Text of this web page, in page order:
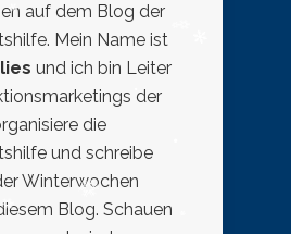
auf dem Blog der
Mein Name ist
und ich bin Leiter
der
die
und schreibe
Winterwochen
Blog. Schauen